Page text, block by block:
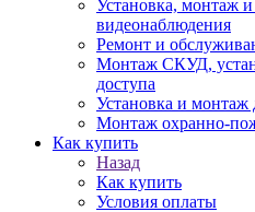
Установка, монтаж
видеонаблюдения
Ремонт и
Монтаж СКУД,
доступа
Установка и монтаж
Монтаж охранно-
Как купить
Назад
Как купить
Условия оплаты